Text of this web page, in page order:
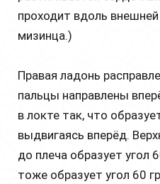
проходит вдоль
мизинца.)
Правая ладонь
пальцы направлены
в локте так, что
выдвигаясь вперёд.
до плеча образует угол
тоже образует угол 60